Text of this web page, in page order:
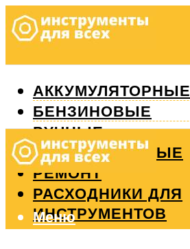
АККУМУЛЯТОРНЫЕ
БЕНЗИНОВЫЕ
РУЧНЫЕ
ИЗМЕРИТЕЛЬНЫЕ
РЕМОНТ
РАСХОДНИКИ ДЛЯ
ИНСТРУМЕНТОВ
Меню